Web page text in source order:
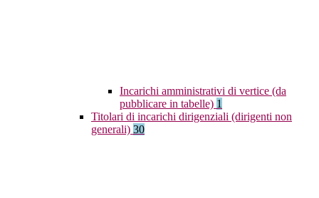
Incarichi amministrativi di vertice (da
pubblicare in tabelle) 1
Titolari di incarichi dirigenziali (dirigenti non
generali) 30